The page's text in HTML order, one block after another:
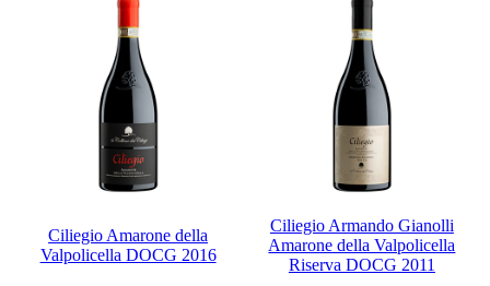
Ciliegio Amarone della
Valpolicella DOCG 2016
Ciliegio Armando Gianolli
Amarone della Valpolicella
Riserva DOCG 2011